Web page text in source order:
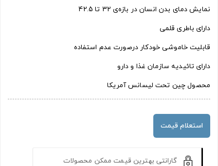
نمایش دمای بدن انسان در بازه‌ی 32 تا 42.5
دارای باطری قلمی
قابلیت خاموشی خودکار درصورت عدم استفاده
دارای تائيدیه سازمان غذا و دارو
محصول چین تحت لیسانس آمریکا
استعلام قیمت
گارانتی بهترین قیمت ممکن محصولات